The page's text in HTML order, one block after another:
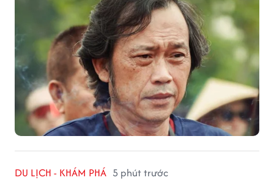
DU LỊCH - KHÁM PHÁ 5 phút trước